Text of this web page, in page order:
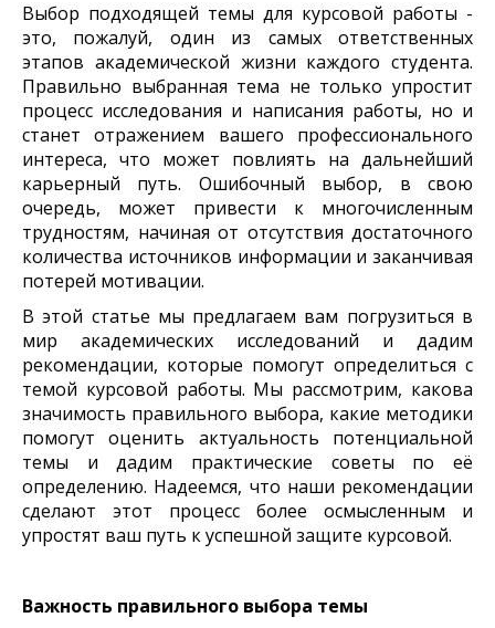
Выбор подходящей темы для курсовой работы -
это, пожалуй, один из самых ответственных
этапов академической жизни каждого студента.
Правильно выбранная тема не только упростит
процесс исследования и написания работы, но и
станет отражением вашего профессионального
интереса, что может повлиять на дальнейший
карьерный путь. Ошибочный выбор, в свою
очередь, может привести к многочисленным
трудностям, начиная от отсутствия достаточного
количества источников информации и заканчивая
потерей мотивации.
В этой статье мы предлагаем вам погрузиться в
мир академических исследований и дадим
рекомендации, которые помогут определиться с
темой курсовой работы. Мы рассмотрим, какова
значимость правильного выбора, какие методики
помогут оценить актуальность потенциальной
темы и дадим практические советы по её
определению. Надеемся, что наши рекомендации
сделают этот процесс более осмысленным и
упростят ваш путь к успешной защите курсовой.
Важность правильного выбора темы